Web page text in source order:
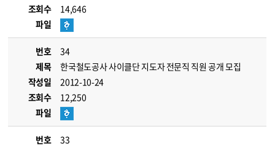
조회수
14,646
파일
번호
34
제목
한국철도공사 사이클단 지도자 전문직 직원 공개 모집
작성일
2012-10-24
조회수
12,250
파일
번호
33